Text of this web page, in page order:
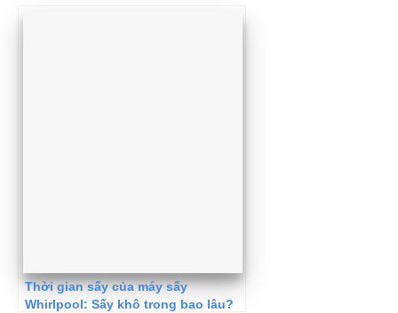
Thời gian sấy của máy sấy
Whirlpool: Sấy khô trong bao lâu?